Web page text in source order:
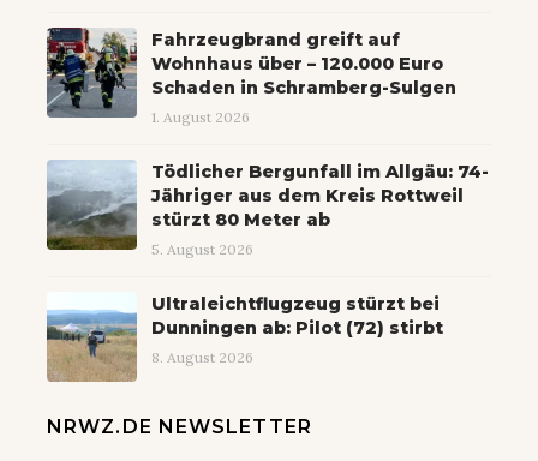
Fahrzeugbrand greift auf
Wohnhaus über – 120.000 Euro
Schaden in Schramberg-Sulgen
1. August 2026
Tödlicher Bergunfall im Allgäu: 74-
Jähriger aus dem Kreis Rottweil
stürzt 80 Meter ab
5. August 2026
Ultraleichtflugzeug stürzt bei
Dunningen ab: Pilot (72) stirbt
8. August 2026
NRWZ.DE NEWSLETTER